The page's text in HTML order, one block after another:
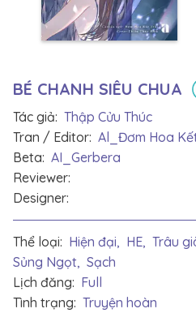
BÉ CHANH SIÊU CHUA
Tác giả: Thập Cửu Thúc
Tran / Editor: Al_Đơm Hoa
Beta: AI_Gerbera
Reviewer:
Designer:
Thể loại: Hiện đại, HE, Trâu
Sủng Ngọt, Sạch
Lịch đăng: Full
Tình trạng: Truyện hoàn